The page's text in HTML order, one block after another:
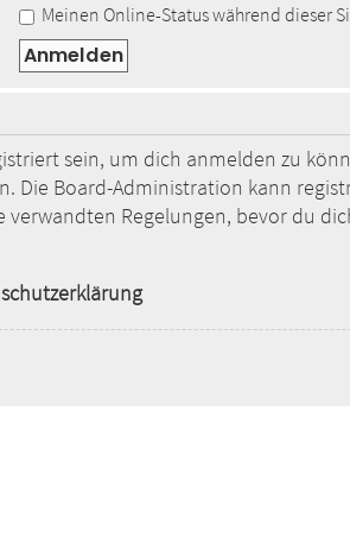
Meinen Online-Status während dieser
sein, um dich anmelden zu
Die Board-Administration kann
Regelungen, bevor du